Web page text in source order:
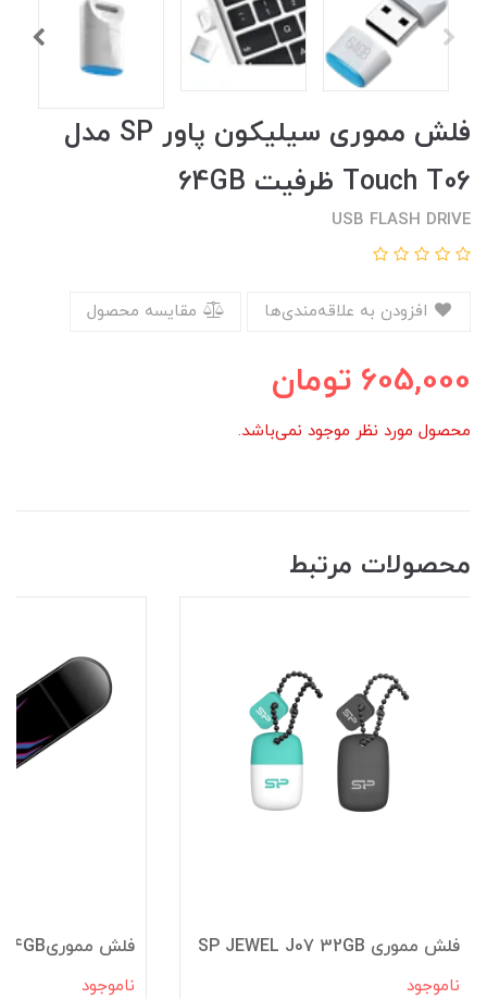
فلش مموری سیلیکون پاور SP مدل
Touch T06 ظرفیت 64GB
USB FLASH DRIVE
مقایسه محصول
605,000 تومان
محصول مورد نظر موجود نمی‌باشد.
محصولات مرتبط
فلش مموری SP JEWEL J07 32GB
ناموجود
فلش مموریSP BLAZE B10 64GB
ناموجود